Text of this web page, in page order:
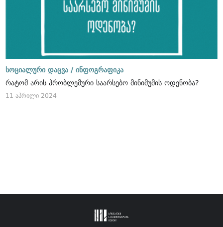
სოციალური დაცვა / ინფოგრაფიკა
რატომ არის პრობლემური საარსებო მინიმუმის ოდენობა?
11 აპრილი 2024